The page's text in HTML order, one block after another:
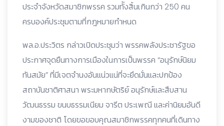
ประจำจังหวัดสมาชิกพรรค รวมทัังสิ้นเกินกว่า 250 คน
ครบองค์ประชุมตามที่กฎหมายกำหนด
พล.อ.ประวิตร กล่าวเปิดประชุมว่า พรรคพลังประชารัฐขอ
ประกาศจุดยืนทางการเมืองในการเป็นพรรค “อนุรักษ์นิยม
ทันสมัย” ที่มีเจตจำนงอันแน่วแน่ที่จะยึดมั่นและปกป้อง
สถาบันชาติศาสนา พระมหากษัตริย์ อนุรักษ์และสืบสาน
วัฒนธรรม ขนบธรรมเนียม จารีต ประเพณี และค่านิยมอันดี
งามของชาติ โดยขอขอบคุณสมาชิกพรรคทุกคนที่เดินทาง